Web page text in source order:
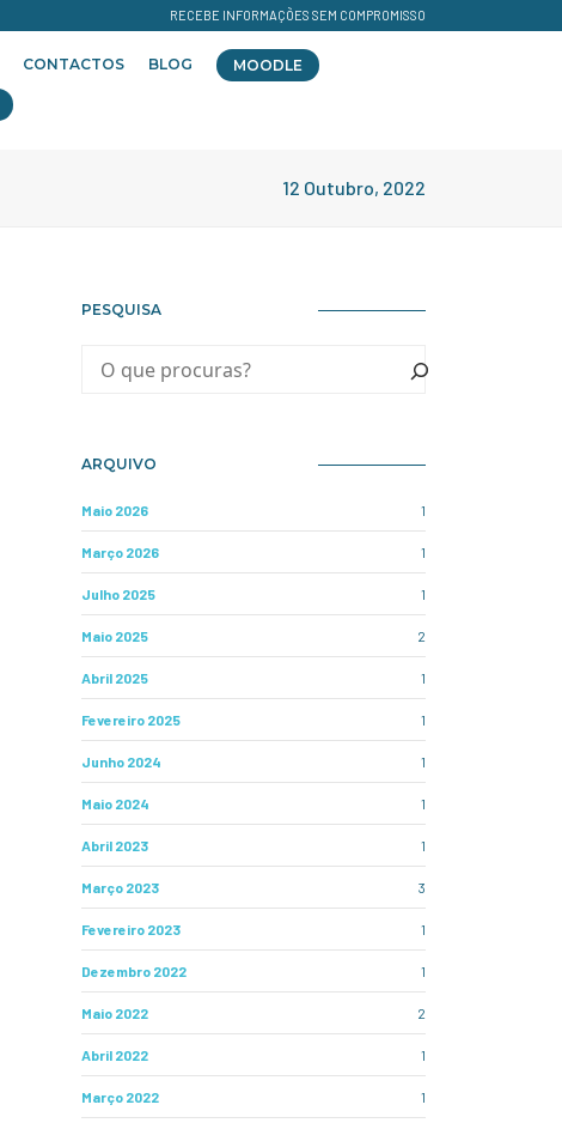
RECEBE INFORMAÇÕES SEM COMPROMISSO
CONTACTOS BLOG MOODLE
12 Outubro, 2022
PESQUISA
ARQUIVO
Maio 2026 1
Março 2026 1
Julho 2025 1
Maio 2025 2
Abril 2025 1
Fevereiro 2025 1
Junho 2024 1
Maio 2024 1
Abril 2023 1
Março 2023 3
Fevereiro 2023 1
Dezembro 2022 1
Maio 2022 2
Abril 2022 1
Março 2022 1